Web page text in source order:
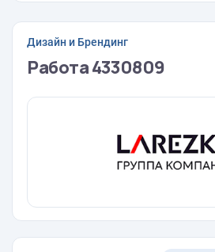
Дизайн и Брендинг
Работа 4330809